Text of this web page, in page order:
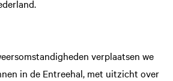
verplaatsen we
in de Entreehal, met uitzicht over